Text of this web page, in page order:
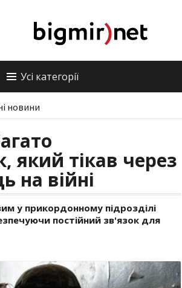
Усі категорії
новини
який тікав через
на війні
у прикордонному підрозділі
постійний зв'язок для